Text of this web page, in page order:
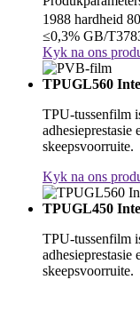
1988 hardheid
≤0,3% GB/
Kyk na ons
TPUGL560
TPU-tussenfilm
skeepsvoorruite.
Kyk na ons
TPUGL450
TPU-tussenfilm
skeepsvoorruite.